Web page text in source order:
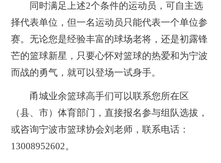
同时满足上述2个条件的运动员，可自主选
择代表单位，但一名运动员只能代表一个单位参
赛。无论您是经验丰富的球场老将，还是初露锋
芒的篮球新星，只要心怀对篮球的热爱和为宁波
而战的勇气，就可以登场一试身手。
甬城业余篮球高手们可以联系您所在区
（县、市）体育部门，直接报名参与组队选拔，
或咨询宁波市篮球协会刘老师，联系电话：
13008952602。